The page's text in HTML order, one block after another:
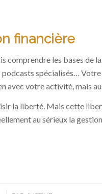
financière
comprendre les bases de
podcasts spécialisés…
avec votre activité, mais
la liberté. Mais cette
au sérieux la